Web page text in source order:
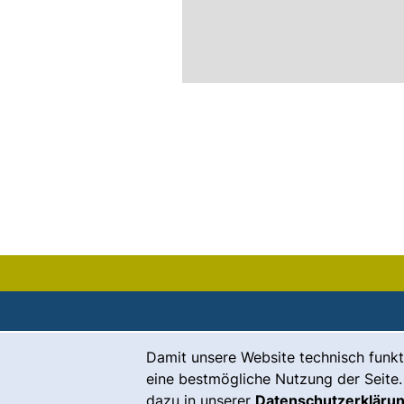
Damit unsere Website technisch
eine bestmögliche Nutzung der
dazu in unserer
Kontakt
Karriere